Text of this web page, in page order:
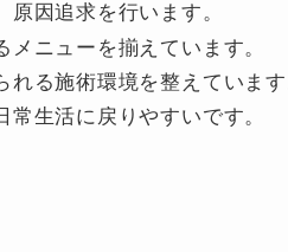
因追求を行います。
ニューを揃えています。
る施術環境を整えています
生活に戻りやすいです。